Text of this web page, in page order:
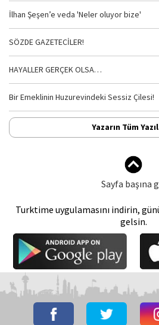
İlhan Şeşen’e veda 'Neler oluyor bize'
SÖZDE GAZETECİLER!
HAYALLER GERÇEK OLSA…
Bir Emeklinin Huzurevindeki Sessiz Çilesi!
Yazarın Tüm
Sayfa başına
Turktime uygulamasını indirin,
gelsin.